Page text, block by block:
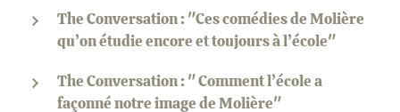
The Conversation : "Ces comédies de Molière
qu’on étudie encore et toujours à l’école"
The Conversation : " Comment l’école a
façonné notre image de Molière"